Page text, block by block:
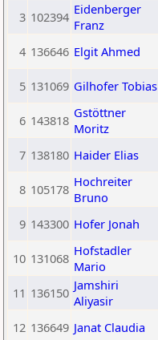
3 102394 Eidenberger
Franz
4 136646 Elgit Ahmed
5 131069 Gilhofer Tobias
6 143818 Gstöttner
Moritz
7 138180 Haider Elias
8 105178 Hochreiter
Bruno
9 143300 Hofer Jonah
10 131068 Hofstadler
Mario
11 136150 Jamshiri
Aliyasir
12 136649 Janat Claudia